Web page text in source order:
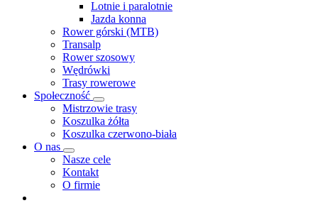
Lotnie i paralotnie
Jazda konna
Rower górski (MTB)
Transalp
Rower szosowy
Wędrówki
Trasy rowerowe
Społeczność
Mistrzowie trasy
Koszulka żółta
Koszulka czerwono-biała
O nas
Nasze cele
Kontakt
O firmie